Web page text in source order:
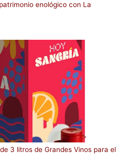
enológico con La
3 litros de Grandes Vinos para el